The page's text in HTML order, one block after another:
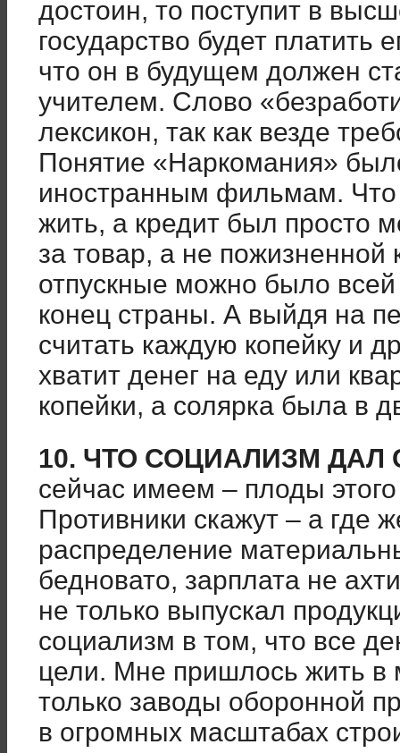
достоин, то поступит в
государство будет платить
что он в будущем должен
учителем. Слово
лексикон, так как везде
Понятие «Наркомания»
иностранным фильмам.
жить, а кредит был просто
за товар, а не пожизненной
отпускные можно было
конец страны. А выйдя на
считать каждую копейку и
хватит денег на еду или
копейки, а солярка была в
10. ЧТО СОЦИАЛИЗМ ДАЛ
сейчас имеем – плоды этого
Противники скажут – а где
распределение
бедновато, зарплата не
не только выпускал
социализм в том, что все
цели. Мне пришлось жить в
только заводы оборонной
в огромных масштабах